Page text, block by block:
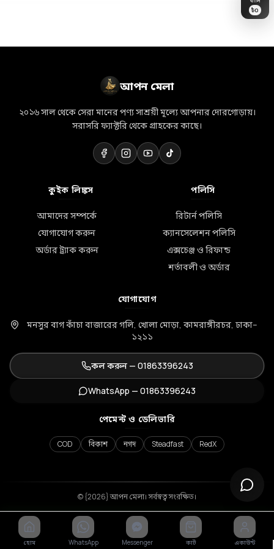
🎁
👗
💐
আপন মেলা
২০১৬ সাল থেকে সেরা মানের পণ্য সাশ্রয়ী মূল্যে আপনার দোরগোড়ায়।
সরাসরি ফ্যাক্টরি থেকে গ্রাহকের কাছে।
কুইক লিঙ্কস
আমাদের সম্পর্কে
যোগাযোগ করুন
অর্ডার ট্র্যাক করুন
পলিসি
রিটার্ন পলিসি
ক্যানসেলেশন পলিসি
এক্সচেঞ্জ ও রিফান্ড
শর্তাবলী ও অর্ডার
যোগাযোগ
মনসুর বাগ কাঁচা বাজারের গলি, খোলা মোড়া, কামরাঙ্গীরচর, ঢাকা–
১২১১
কল করুন — 01863396243
WhatsApp — 01863396243
পেমেন্ট ও ডেলিভারি
COD বিকাশ নগদ Steadfast RedX
© {2026} আপন মেলা। সর্বস্বত্ব সংরক্ষিত।
হোম WhatsApp Messenger কার্ট একাউন্ট
৳0